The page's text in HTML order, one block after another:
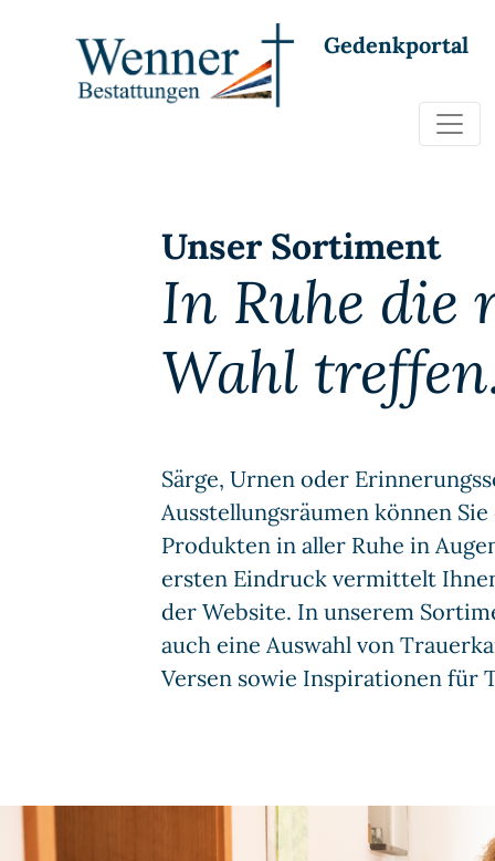
Gedenkportal
Unser Sortiment
In Ruhe die
Wahl
Särge, Urnen oder
Ausstellungsräumen können
Produkten in aller Ruhe in
ersten Eindruck vermittelt
der Website. In unserem
auch eine Auswahl von
Versen sowie Inspirationen für